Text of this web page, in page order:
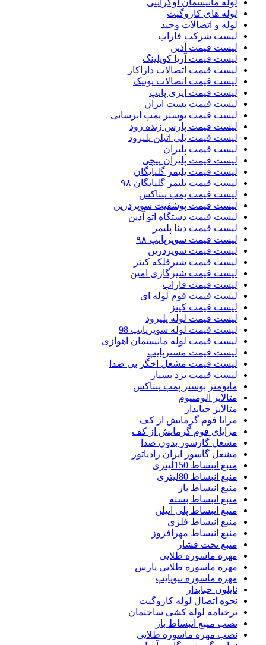
لوله های کاروگیت
لوله و اتصالات وحید
لیست شرکت فاراب
لیست قیمت آذین
لیست قیمت آریا کوپلینگ
لیست قیمت اتصالات داراکار
لیست قیمت اتصالات یونیک
لیست قیمت ایزی پایپ
لیست قیمت بست ایران
لیست قیمت بوستر پمپ ابرسانی
لیست قیمت پارس زنده رود
لیست قیمت پلی اتیلن پلیرود
لیست قیمت پلیران
لیست قیمت پلیران پیچی
لیست قیمت پلیمر گلپایگان
لیست قیمت پلیمر گلپایگان ۹۸
لیست قیمت پمپ پنتاکس
لیست قیمت پوشفیت سوپردرین
لیست قیمت دستگاه اتو آذین
لیست قیمت دینا پلیمر
لیست قیمت سوپرپایپ ۹۸
لیست قیمت سوپردرین
لیست قیمت شیرفلکه کیتز
لیست قیمت شیرگازی امین
لیست قیمت فاراب
لیست قیمت فوم لوله ای
لیست قیمت کیتز
لیست قیمت لوله پلیرود
لیست قیمت لوله سوپرپایپ 98
لیست قیمت لوله مانیسمان اهوازی
لیست قیمت مسترپایپ
لیست قیمت مشعل اخگر بی صدا
لیست قیمت یزد بسپار
مانومتر بوستر پمپ پنتاکس
متالایز الومنیوم
متالایز حبابدار
مزایا فوم گرمایش از کف
مزایای فوم گرمایش از کف
مشعل گازسوز بدون صدا
مشعل گاسوز ایران رادیاتور
منبع انبساط 150لیتری
منبع انبساط 80لیتری
منبع انبساط باز
منبع انبساط بسته
منبع انبساط پلی اتیلن
منبع انبساط فلزی
منبع انبساط مهرافروز
منبع تحت فشار
مهره ماسوره طلایی
مهره ماسوره طلایی پارس
مهره ماسوره نیوپایپ
نایلون حبابدار
نحوه اتصال لوله کاروگیت
نرخنامه لوله کشی ساختمان
نصب منبع انبساط باز
نصب مهره ماسوره طلایی